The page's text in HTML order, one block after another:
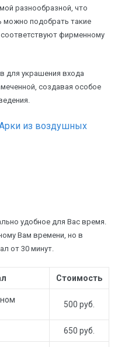
разнообразной, что
подобрать такие
фирменному
для украшения входа
создавая особое
из воздушных
удобное для Вас время.
Вам времени, но в
от 30 минут.
Стоимость
500 руб.
650 руб.